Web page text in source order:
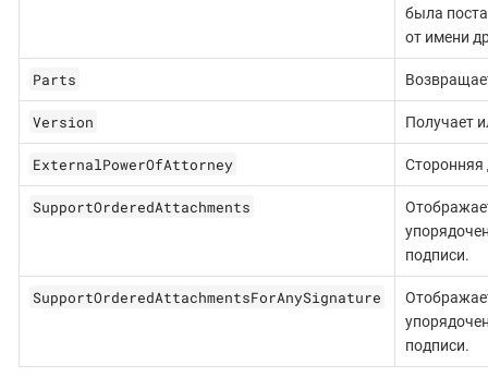
была
от имени
Parts
Version Получает
ExternalPowerOfAttorney Сторонняя
SupportOrderedAttachments
подписи.
SupportOrderedAttachmentsForAnySignature
подписи.